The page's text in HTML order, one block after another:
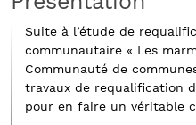
Suite à l’étude de
communautaire « Les
Communauté de
travaux de requalification
pour en faire un véritable